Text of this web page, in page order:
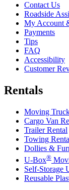
Contact Us
Roadside
My Account
Payments
Tips
FAQ
Accessibility
Customer
Rentals
Moving
Cargo Van
Trailer Rental
Towing
Dollies &
U-Box®
Self-Storage
Reusable